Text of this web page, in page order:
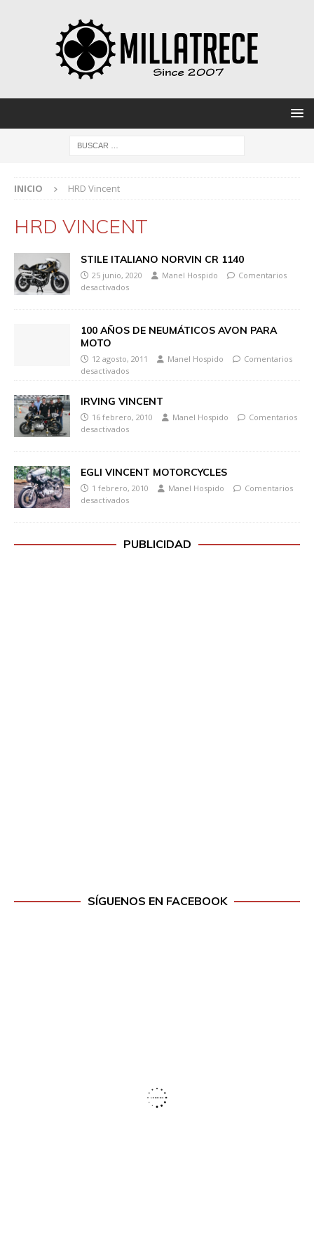
INICIO HRD Vincent
HRD VINCENT
STILE ITALIANO NORVIN CR 1140
25 junio, 2020 Manel Hospido
Comentarios
desactivados
100 AÑOS DE NEUMÁTICOS AVON PARA
MOTO
12 agosto, 2011 Manel Hospido
Comentarios
desactivados
IRVING VINCENT
16 febrero, 2010 Manel Hospido
Comentarios
desactivados
EGLI VINCENT MOTORCYCLES
1 febrero, 2010 Manel Hospido
Comentarios
desactivados
PUBLICIDAD
SÍGUENOS EN FACEBOOK